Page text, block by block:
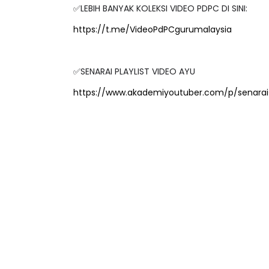
✅LEBIH BANYAK KOLEKSI VIDEO PDPC DI SINI:
https://t.me/VideoPdPCgurumalaysia
✅SENARAI PLAYLIST VIDEO AYU
https://www.akademiyoutuber.com/p/
ANUGERAH FFK
LENSA PENDIDIKAN -
🔴 [LIVE]